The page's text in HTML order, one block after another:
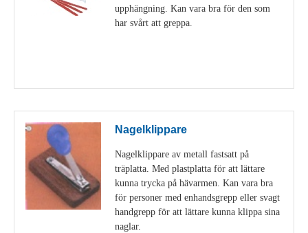
upphängning. Kan vara bra för den som
har svårt att greppa.
Nagelklippare
Nagelklippare av metall fastsatt på
träplatta. Med plastplatta för att lättare
kunna trycka på hävarmen. Kan vara bra
för personer med enhandsgrepp eller svagt
handgrepp för att lättare kunna klippa sina
naglar.